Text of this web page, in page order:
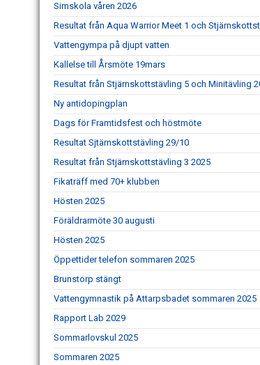
Simskola våren 2026
Resultat från Aqua Warrior Meet 1 och
Vattengympa på djupt vatten
Kallelse till Årsmöte 19mars
Resultat från Stjärnskottstävling 5 och Minitävling
Ny antidopingplan
Dags för Framtidsfest och höstmöte
Resultat Sjtärnskottstävling 29/10
Resultat från Stjärnskottstävling 3 2025
Fikaträff med 70+ klubben
Hösten 2025
Föräldrarmöte 30 augusti
Hösten 2025
Öppettider telefon sommaren 2025
Brunstorp stängt
Vattengymnastik på Attarpsbadet sommaren 2025
Rapport Lab 2029
Sommarlovskul 2025
Sommaren 2025